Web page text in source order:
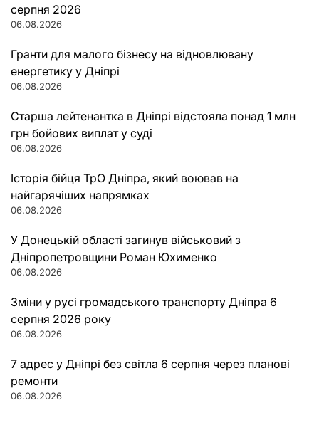
серпня 2026
06.08.2026
Гранти для малого бізнесу на відновлювану
енергетику у Дніпрі
06.08.2026
Старша лейтенантка в Дніпрі відстояла понад 1 млн
грн бойових виплат у суді
06.08.2026
Історія бійця ТрО Дніпра, який воював на
найгарячіших напрямках
06.08.2026
У Донецькій області загинув військовий з
Дніпропетровщини Роман Юхименко
06.08.2026
Зміни у русі громадського транспорту Дніпра 6
серпня 2026 року
06.08.2026
7 адрес у Дніпрі без світла 6 серпня через планові
ремонти
06.08.2026